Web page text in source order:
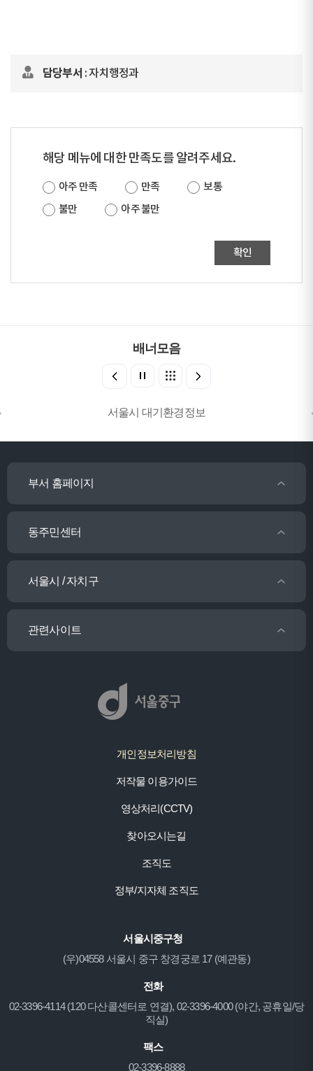
담당부서 : 자치행정과
해당 메뉴에 대한 만족도를 알려주세요.
아주 만족 만족
보통
불만
아주 불만
확인
배너모음
서울시 대기환경정보
부서 홈페이지
동주민센터
서울시 / 자치구
관련사이트
개인정보처리방침
저작물 이용가이드
영상처리(CCTV)
찾아오시는길
조직도
정부/지자체 조직도
서울시중구청
(우)04558 서울시 중구 창경궁로 17 (예관동)
전화
02-3396-4114 (120 다산콜센터로 연결), 02-3396-4000 (야간, 공휴일/당
직실)
팩스
02-3396-8888